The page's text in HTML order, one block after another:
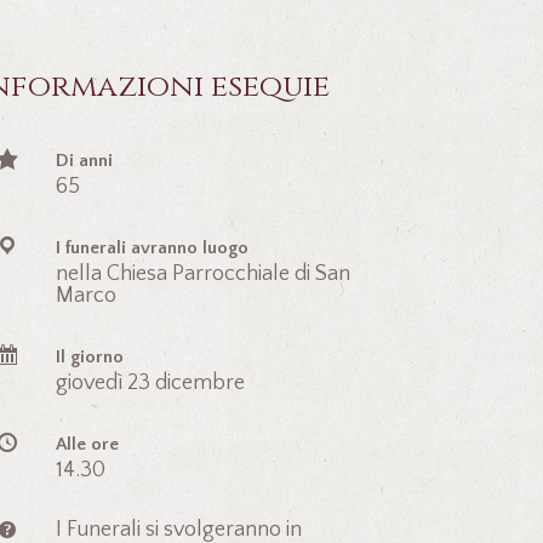
esequie
Di anni
65
I funerali avranno luogo
nella Chiesa Parrocchiale di San
Marco
Il giorno
giovedì 23 dicembre
Alle ore
14.30
I Funerali si svolgeranno in